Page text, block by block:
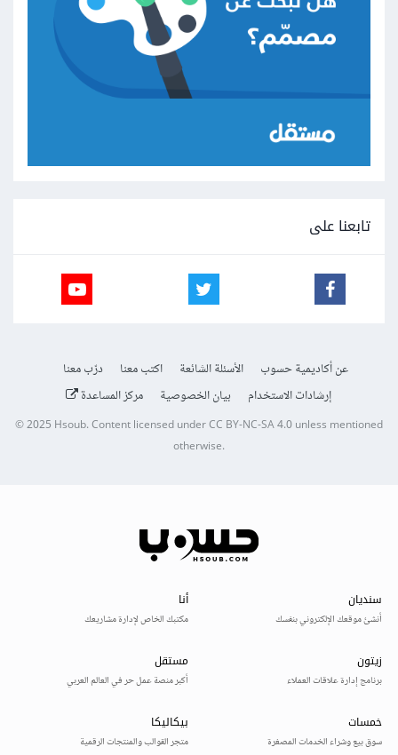
تابعنا على
عن أكاديمية حسوب الأسئلة الشائعة اكتب معنا
درّب معنا
إرشادات الاستخدام
بيان الخصوصية مركز المساعدة
© 2025Hsoub.Content licensed underCC BY-NC-SA 4.0unless mentioned
otherwise.